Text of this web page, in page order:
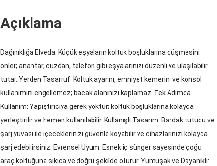
Açıklama
Dağınıklığa Elveda: Küçük eşyaların koltuk boşluklarına düşmesini
önler; anahtar, cüzdan, telefon gibi eşyalarınızı düzenli ve ulaşılabilir
tutar. Yerden Tasarruf: Koltuk ayarını, emniyet kemerini ve konsol
kullanımını engellemez; bacak alanınızı kaplamaz. Tek Adımda
Kullanım: Yapıştırıcıya gerek yoktur; koltuk boşluklarına kolayca
yerleştirilir ve hemen kullanılabilir. Kullanışlı Tasarım: Bardak tutucu ve
şarj yuvası ile içeceklerinizi güvenle koyabilir ve cihazlarınızı kolayca
şarj edebilirsiniz. Evrensel Uyum: Esnek iç sünger sayesinde çoğu
araç koltuğuna sıkıca ve doğru şekilde oturur. Yumuşak ve Dayanıklı: